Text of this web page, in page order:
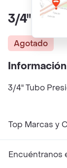
3/4" Tubo
Agotado
3/4" Tubo
Top Marcas y
Encuéntranos